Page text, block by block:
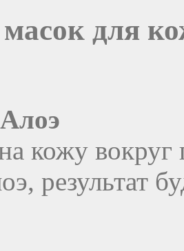
для
кожу вокруг
результат